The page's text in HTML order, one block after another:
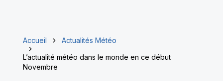
Accueil
Actualités Météo
L’actualité météo dans le monde en ce début
Novembre